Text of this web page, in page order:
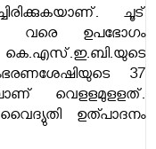
ചൂട്
വരെ ഉപഭോഗം
37
വെളളമുളളത്.
ഉത്പാദനം